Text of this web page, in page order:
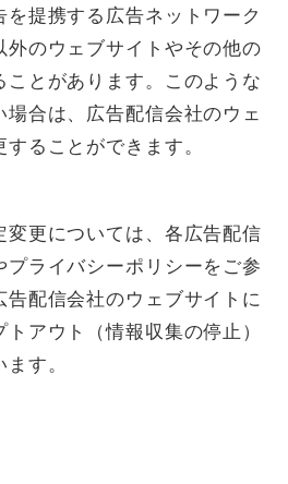
提携する広告ネットワーク
外のウェブサイトやその他の
ことがあります。このような
合は、広告配信会社のウェ
ることができます。
変更については、各広告配信
ライバシーポリシーをご参
告配信会社のウェブサイトに
アウト（情報収集の停止）
す。